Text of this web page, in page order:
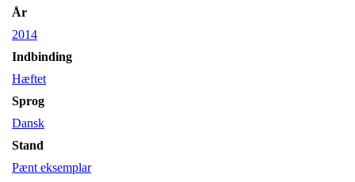
År
2014
Indbinding
Hæftet
Sprog
Dansk
Stand
Pænt eksemplar